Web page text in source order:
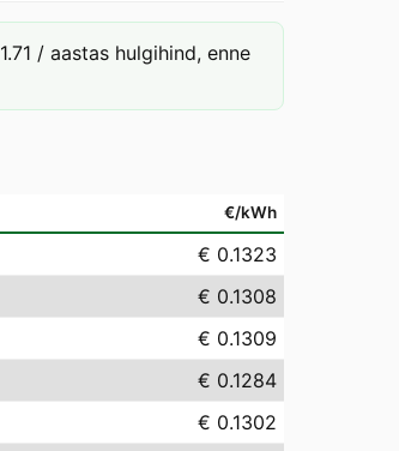
/ aastas hulgihind, enne
€/kWh
€ 0.1323
€ 0.1308
€ 0.1309
€ 0.1284
€ 0.1302